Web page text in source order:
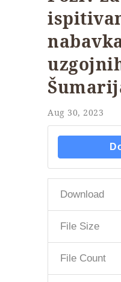
Aug 30, 2023
Download
File Size
File Count